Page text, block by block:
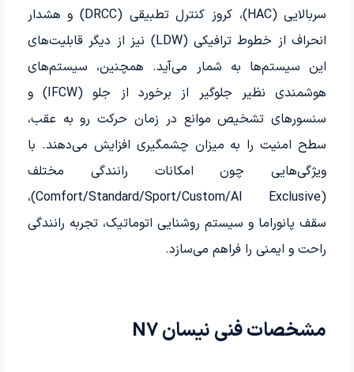
سربالایی (HAC)، کروز کنترل تطبیقی (DRCC) و هشدار
انحراف از خطوط ترافیکی (LDW) نیز از دیگر قابلیت‌های
این سیستم‌ها به شمار می‌آید. همچنین، سیستم‌های
هوشمندی نظیر جلوگیر از برخورد از جلو (IFCW) و
سنسورهای تشخیص موانع در زمان حرکت رو به عقب،
سطح امنیت را به میزان چشمگیری افزایش می‌دهند. با
ویژگی‌هایی چون امکانات رانندگی مختلف
(Comfort/Standard/Sport/Custom/Al Exclusive)،
سقف پانوراما و سیستم روشنایی اتوماتیک، تجربه رانندگی
راحت و ایمنی را فراهم می‌سازد.
مشخصات فنی نیسان N7